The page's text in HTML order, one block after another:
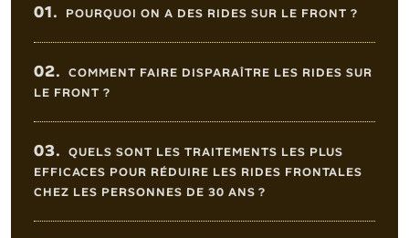
01. POURQUOI ON A DES RIDES SUR LE FRONT ?
02. COMMENT FAIRE DISPARAÎTRE LES RIDES SUR
LE FRONT ?
03. QUELS SONT LES TRAITEMENTS LES PLUS
EFFICACES POUR RÉDUIRE LES RIDES FRONTALES
CHEZ LES PERSONNES DE 30 ANS ?